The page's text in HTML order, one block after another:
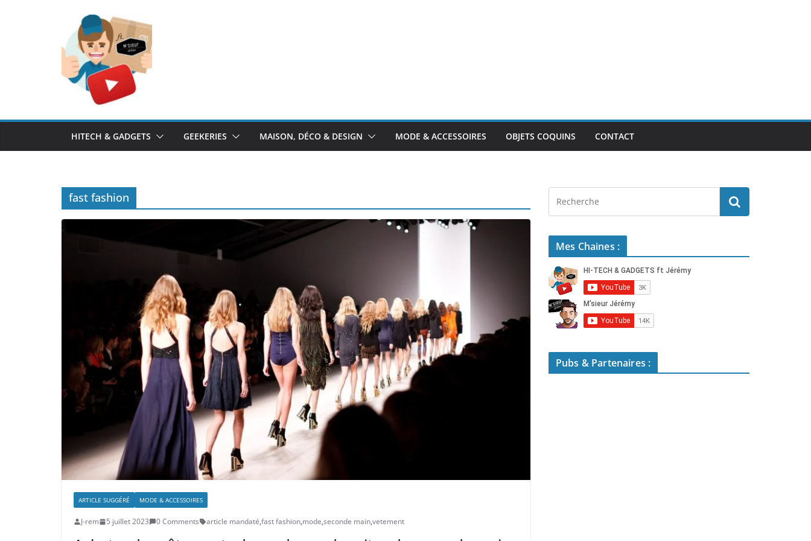
HITECH & GADGETS GEEKERIES MAISON, DÉCO & DESIGN MODE & ACCESSOIRES OBJETS COQUINS CONTACT
fast fashion
ARTICLE SUGGÉRÉ MODE & ACCESSOIRES
J-rem 5 juillet 2023 0 Comments article mandaté,fast fashion,mode,seconde main,vetement
Mes Chaines :
Pubs & Partenaires :